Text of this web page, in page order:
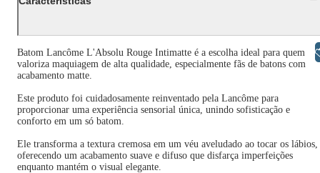
Batom Lancôme L'Absolu Rouge Intimatte é a escolha ideal para quem
valoriza maquiagem de alta qualidade, especialmente fãs de batons com
acabamento matte.
Este produto foi cuidadosamente reinventado pela Lancôme para
proporcionar uma experiência sensorial única, unindo sofisticação e
conforto em um só batom.
Ele transforma a textura cremosa em um véu aveludado ao tocar os lábios,
oferecendo um acabamento suave e difuso que disfarça imperfeições
enquanto mantém o visual elegante.
Libras